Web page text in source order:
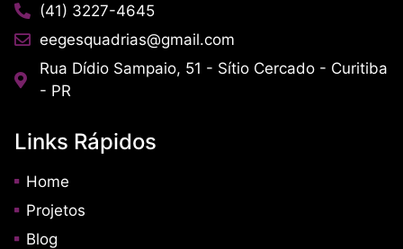
(41) 3227-4645
eegesquadrias@gmail.com
Rua Dídio Sampaio, 51 - Sítio Cercado - Curitiba
- PR
Links Rápidos
Home
Projetos
Blog